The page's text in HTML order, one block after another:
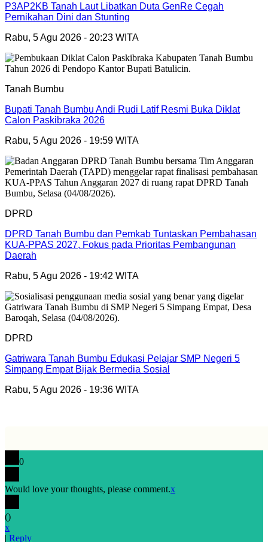
P3AP2KB Tanah Laut Libatkan Duta GenRe Cegah
Pernikahan Dini dan Stunting
Rabu, 5 Agu 2026 - 20:23 WITA
Tanah Bumbu
Bupati Tanah Bumbu Andi Rudi Latif Resmi Buka Diklat
Calon Paskibraka 2026
Rabu, 5 Agu 2026 - 19:59 WITA
DPRD
DPRD Tanah Bumbu dan Pemkab Tuntaskan Pembahasan
KUA-PPAS 2027, Fokus pada Prioritas Pembangunan
Daerah
Rabu, 5 Agu 2026 - 19:42 WITA
DPRD
Gatriwara Tanah Bumbu Edukasi Pelajar SMP Negeri 5
Simpang Empat Bijak Bermedia Sosial
Rabu, 5 Agu 2026 - 19:36 WITA
0
Would love your thoughts, please comment.x
()
x
| Reply